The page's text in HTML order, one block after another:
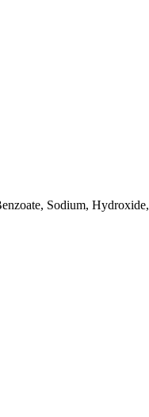
Sodium, Hydroxide,